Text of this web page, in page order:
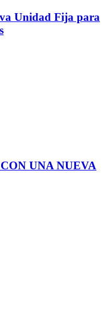
Unidad Fija para
UNA NUEVA